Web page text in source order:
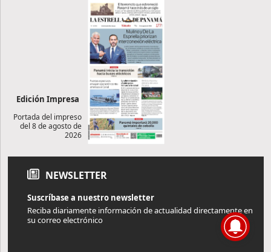
Edición Impresa
Portada del impreso
del 8 de agosto de
2026
NEWSLETTER
Suscríbase a nuestro newsletter
Reciba diariamente información de actualidad directamente en
su correo electrónico